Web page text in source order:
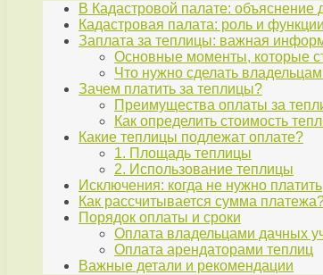
В Кадастровой палате: объяснение
Кадастровая палата: роль и функции
Заплата за теплицы: важная
Основные моменты, которые
Что нужно сделать
Зачем платить за теплицы?
Преимущества оплаты за
Как определить стоимость
Какие теплицы подлежат оплате?
1. Площадь теплицы
2. Использование теплицы
Исключения: когда не нужно платить
Как рассчитывается сумма
Порядок оплаты и сроки
Оплата владельцами дачных
Оплата арендаторами теплиц
Важные детали и рекомендации